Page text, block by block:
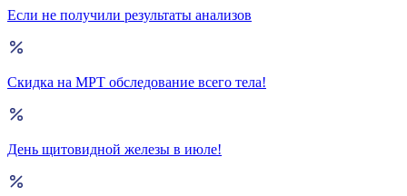
Если не получили результаты анализов
Скидка на МРТ обследование всего тела!
День щитовидной железы в июле!